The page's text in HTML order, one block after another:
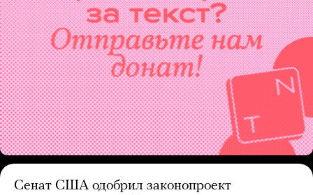
Сенат США одобрил законопроект